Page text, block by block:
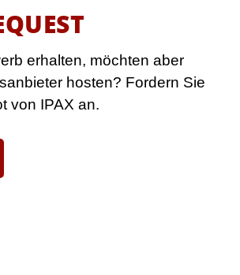
erhalten, möchten aber
hosten? Fordern Sie
von IPAX an.